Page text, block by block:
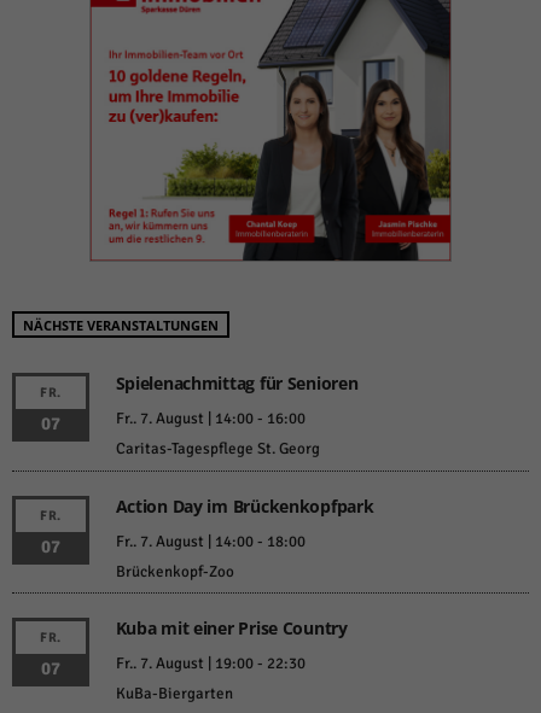
NÄCHSTE VERANSTALTUNGEN
FR.
07
Spielenachmittag für Senioren
Fr.. 7. August | 14:00- 16:00
Caritas-Tagespflege St. Georg
FR.
07
Action Day im Brückenkopfpark
Fr.. 7. August | 14:00- 18:00
Brückenkopf-Zoo
FR.
07
Kuba mit einer Prise Country
Fr.. 7. August | 19:00- 22:30
KuBa-Biergarten